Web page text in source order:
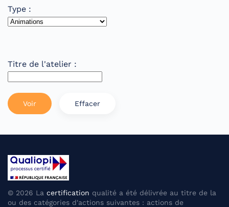
Type :
Titre de l'atelier :
Voir Effacer
© 2026 La certification qualité a été délivrée au titre de la
ou des catégories d'actions suivantes : actions de